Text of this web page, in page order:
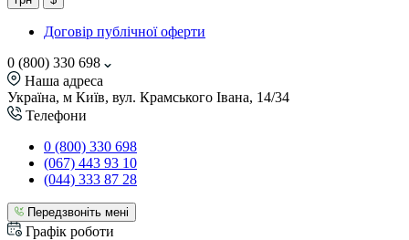
Договір публічної оферти
0 (800) 330 698
Наша адреса
Україна, м Київ, вул. Крамського Івана, 14/34
Телефони
0 (800) 330 698
(067) 443 93 10
(044) 333 87 28
Передзвоніть мені
Графік роботи